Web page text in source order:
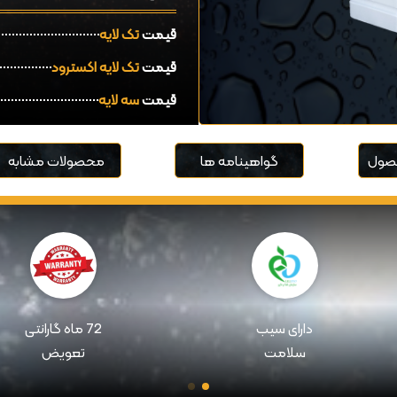
قیمتتک لایه
قیمتتک لایه اکسترود
قیمتسه لایه
گواهینامه ها محصولات مشابه
دارای سیب
سلامت
72 ماه گارانتی
تعویض